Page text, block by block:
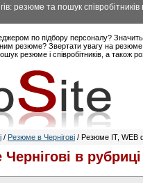
резюме та пошук
по підбору персоналу?
резюме? Звертати увагу на
резюме і співробітників, а також
/ Резюме в Чернігові / Резюме IT, WEB
в